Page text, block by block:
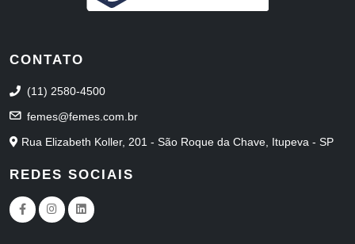
CONTATO
(11) 2580-4500
femes@femes.com.br
Rua Elizabeth Koller, 201 - São Roque da Chave, Itupeva - SP
REDES SOCIAIS